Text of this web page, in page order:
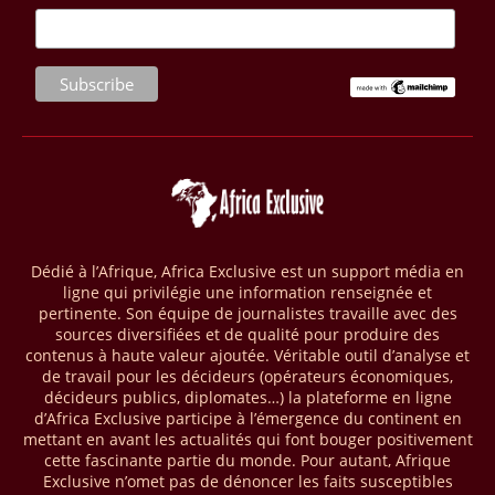
gazière a été enregistrée via le puits d’exploration A1-69/02 situé dans
le bloc 95/96 du bassin de Ghadamès, à proximité de la frontière avec
l’Algérie. D’après la NOC, les tests de production sur ce site opéré par
jour et 327 barils de condensats.
BASSIN DU CONGO
La Banque mondiale a approuvé un projet d’envergure visant à
Congo » (SCBFEP), il mobilise 1,02 milliard $, dont une première
phase de 394,83 millions de dollars. C’est ce qu’indique l’institution
dans un communiqué publié mercredi 1er avril. Cette première phase
vise à améliorer la gestion forestière, renforcer les chaînes de valeur
et créer 220 000 emplois au Cameroun, en République centrafricaine
(RCA) et en République du Congo. Près de 8 millions d’hectares
seront placés sous gestion durable.
28/03/26 AFRIQUE - MOBILE MONEY
Dédié à l’Afrique, Africa Exclusive est un support média en
ligne qui privilégie une information renseignée et
pertinente. Son équipe de journalistes travaille avec des
sources diversifiées et de qualité pour produire des
contenus à haute valeur ajoutée. Véritable outil d’analyse et
de travail pour les décideurs (opérateurs économiques,
décideurs publics, diplomates…) la plateforme en ligne
d’Africa Exclusive participe à l’émergence du continent en
mettant en avant les actualités qui font bouger positivement
cette fascinante partie du monde. Pour autant, Afrique
Exclusive n’omet pas de dénoncer les faits susceptibles